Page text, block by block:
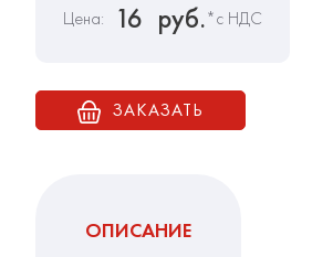
Цена: 16 руб.*с НДС
ЗАКАЗАТЬ
ОПИСАНИЕ